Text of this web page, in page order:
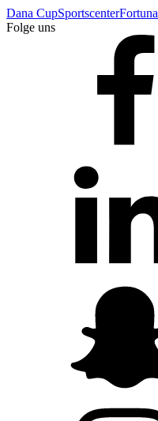
Dana CupSportscenterFortuna
Folge uns